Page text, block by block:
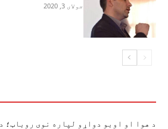
جولای 3, 2020
د هوا او اوبو دواړو لپاره نوی روباټ؛ د